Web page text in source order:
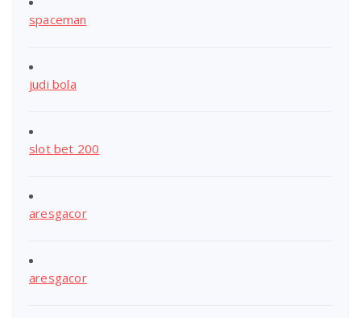
spaceman
judi bola
slot bet 200
aresgacor
aresgacor